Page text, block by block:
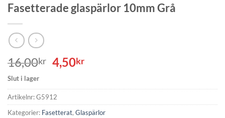
Fasetterade glaspärlor 10mm Grå
16,00kr Det
ursprungliga
priset
var:
16,00kr.
4,50krDet
priset
4,50kr.
Slut i lager
Artikelnr:G5912
Kategorier: Fasetterat, Glaspärlor